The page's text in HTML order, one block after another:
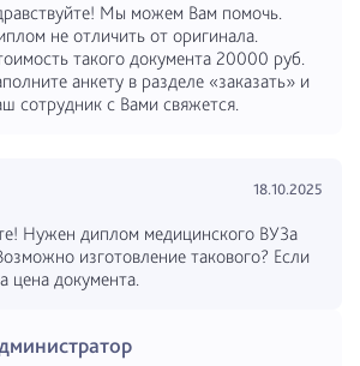
Мы можем Вам помочь.
не отличить от оригинала.
такого документа 20000 руб.
анкету в разделе «заказать» и
сотрудник с Вами свяжется.
18.10.2025
Нужен диплом медицинского ВУЗа
изготовление такового? Если
цена документа.